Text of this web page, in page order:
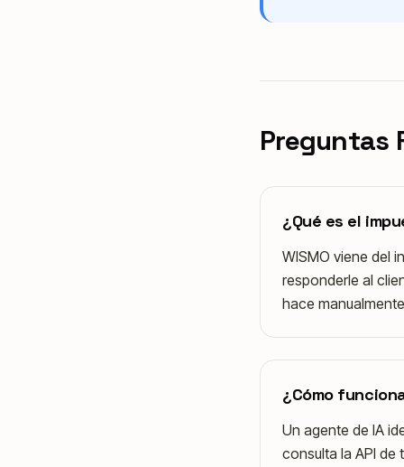
Preguntas
¿Qué es el
WISMO viene del
responderle al
hace
¿Cómo
Un agente de IA
consulta la API de